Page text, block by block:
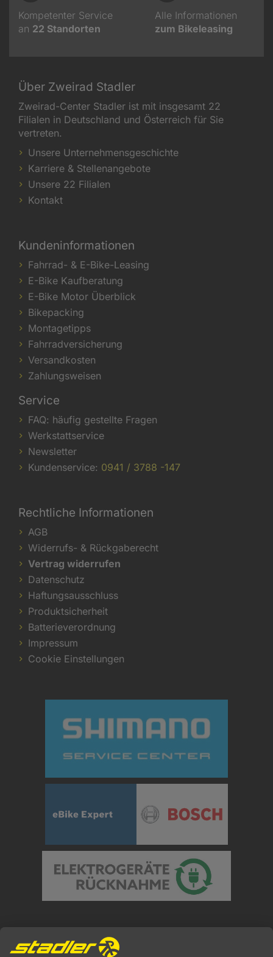
Kompetenter Service
an 22 Standorten
Alle Informationen
zum Bikeleasing
Über Zweirad Stadler
Zweirad-Center Stadler ist mit insgesamt 22
Filialen in Deutschland und Österreich für Sie
vertreten.
Unsere Unternehmensgeschichte
Karriere & Stellenangebote
Unsere 22 Filialen
Kontakt
Kundeninformationen
Fahrrad- & E-Bike-Leasing
E-Bike Kaufberatung
E-Bike Motor Überblick
Bikepacking
Montagetipps
Fahrradversicherung
Versandkosten
Zahlungsweisen
Service
FAQ: häufig gestellte Fragen
Werkstattservice
Newsletter
Kundenservice: 0941 / 3788 -147
Rechtliche Informationen
AGB
Widerrufs- & Rückgaberecht
Vertrag widerrufen
Datenschutz
Haftungsausschluss
Produktsicherheit
Batterieverordnung
Impressum
Cookie Einstellungen